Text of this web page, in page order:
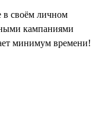
своём личном
кампаниями
минимум времени!